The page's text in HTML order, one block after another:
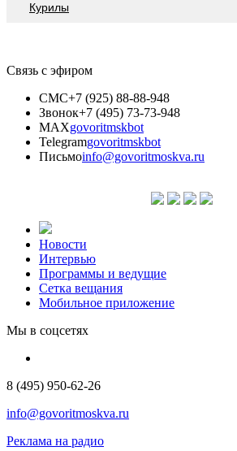
Курилы
Связь с эфиром
СМС+7 (925) 88-88-948
Звонок+7 (495) 73-73-948
MAXgovoritmskbot
Telegramgovoritmskbot
Письмоinfo@govoritmoskva.ru
Новости
Интервью
Программы и ведущие
Сетка вещания
Мобильное приложение
Мы в соцсетях
8 (495) 950-62-26
info@govoritmoskva.ru
Реклама на радио